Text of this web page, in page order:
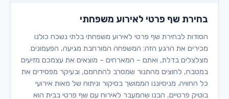
בחירת שף פרטי לאירוע משפחתי
הסודות לבחירת שף פרטי לאירוע משפחתי בלתי נשכח כולנו
מכירים את הרגע הזה: המשפחה המורחבת מגיעה, הפעמונים
מצלצלים בדלת, ואתם – המארחים – מוצאים את עצמכם מזיעים
במטבח, לחוצים מהתנור שמסרב להתחמם, ובעיקר מפסידים את
כל החוויה. מניסיוננו הממושך בסיקור וניתוח של מאות אירועי
בוטיק פרטיים, הבנו שהמעבר לאירוח עם שף פרטי בבית הוא